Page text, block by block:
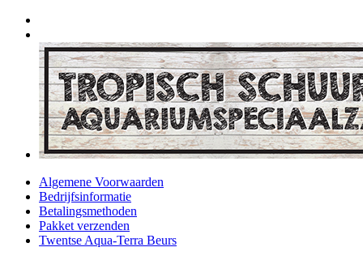
Algemene Voorwaarden
Bedrijfsinformatie
Betalingsmethoden
Pakket verzenden
Twentse Aqua-Terra Beurs